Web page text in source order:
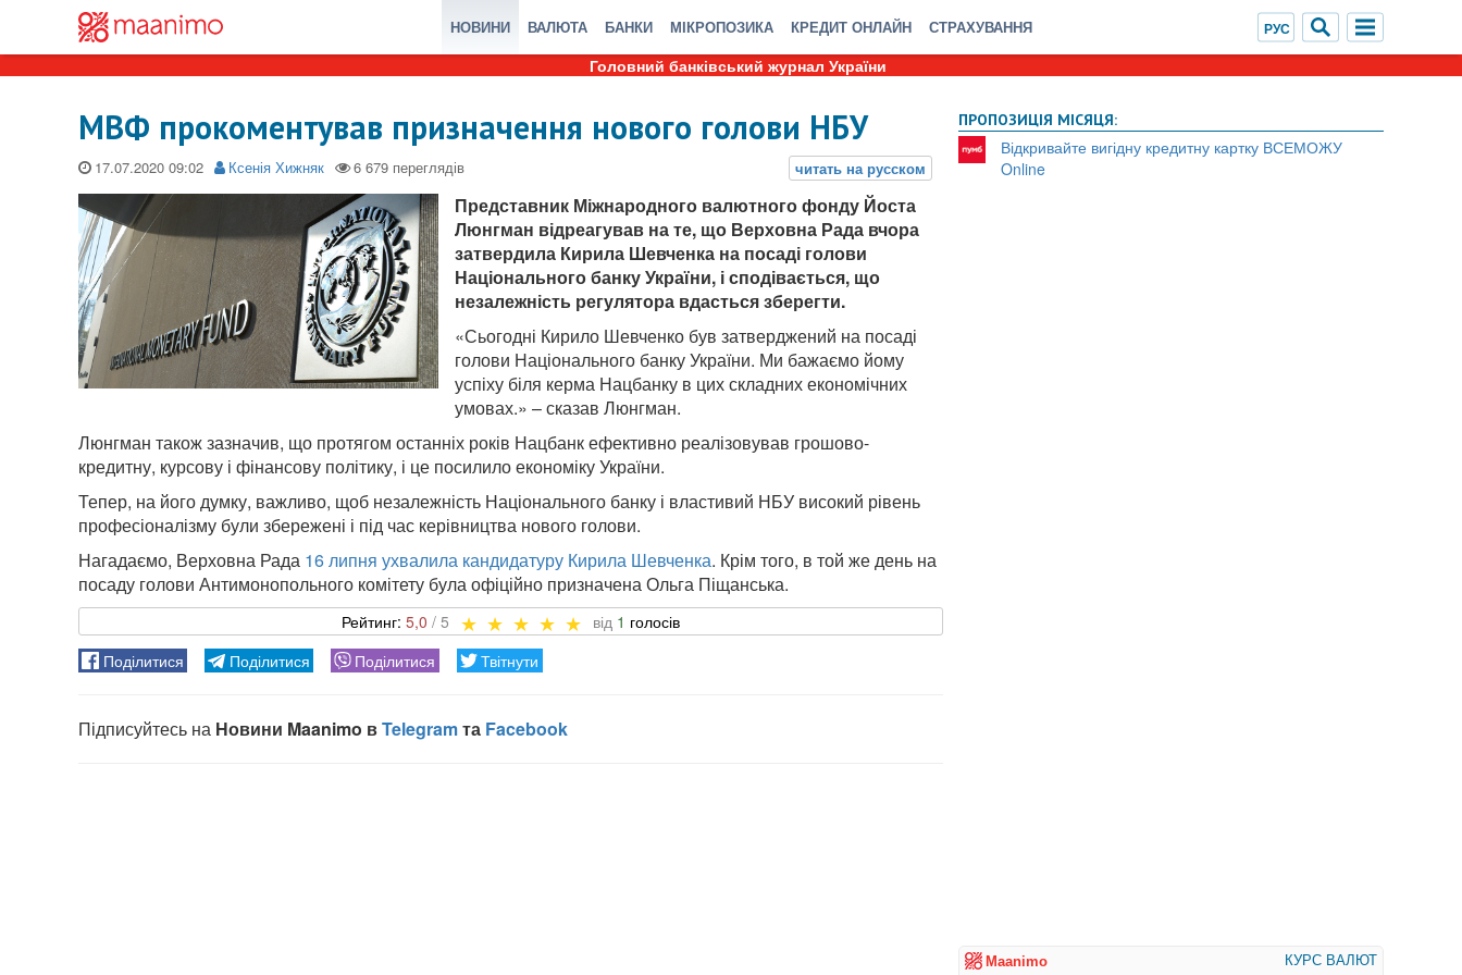
НОВИНИ ВАЛЮТА БАНКИ МІКРОПОЗИКА КРЕДИТ ОНЛАЙН СТРАХУВАННЯ
Головний банківський журнал України
МВФ прокоментував призначення нового голови НБУ
17.07.2020 Ксенія Хижняк
Представник Міжнародного валютного фонду Йоста
Люнгман відреагував на те, що Верховна Рада вчора
затвердила Кирила Шевченка на посаді голови
Національного банку України, і сподівається, що
незалежність регулятора вдасться зберегти.
«Сьогодні Кирило Шевченко був затверджений на посаді
голови Національного банку України. Ми бажаємо йому
успіху біля керма Нацбанку в цих складних економічних
умовах.» – сказав Люнгман.
Люнгман також зазначив, що протягом останніх років Нацбанк ефективно реалізовував грошово-
кредитну, курсову і фінансову політику, і це посилило економіку України.
Тепер, на його думку, важливо, щоб незалежність Національного банку і властивий НБУ високий рівень
професіоналізму були збережені і під час керівництва нового голови.
Нагадаємо, Верховна Рада 16 липня ухвалила кандидатуру Кирила Шевченка. Крім того, в той же день на
посаду голови Антимонопольного комітету була офіційно призначена Ольга Піщанська.
5,0 1
ПРОПОЗИЦІЯ МІСЯЦЯ:
Відкривайте вигідну кредитну картку ВСЕМОЖУ
Online